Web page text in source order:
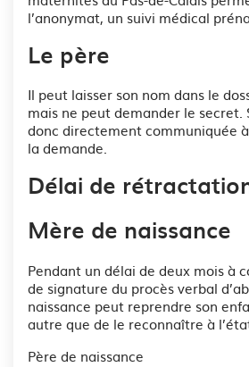
l’anonymat, un suivi médical
Le père
Il peut laisser son nom dans le
mais ne peut demander le secret.
donc directement communiquée
la demande.
Délai de
Mère de naissance
Pendant un délai de deux mois à
de signature du procès verbal
naissance peut reprendre son
autre que de le reconnaître à
Père de naissance